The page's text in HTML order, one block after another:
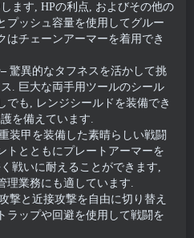
ます, HPの利点, およびその他の
プッシュ容量を使用してグルー
はチェーンアーマーを着用でき
驚異的なタフネスを活かして挑
. 巨大な両手用ツールのシール
でも, レンジシールドを装備でき
を備えています.
装甲を装備した素晴らしい戦闘
トとともにプレートアーマーを
戦いに耐えることができます,
理業務にも適しています.
撃と近接攻撃を自由に切り替え
ラップや回避を使用して戦闘を